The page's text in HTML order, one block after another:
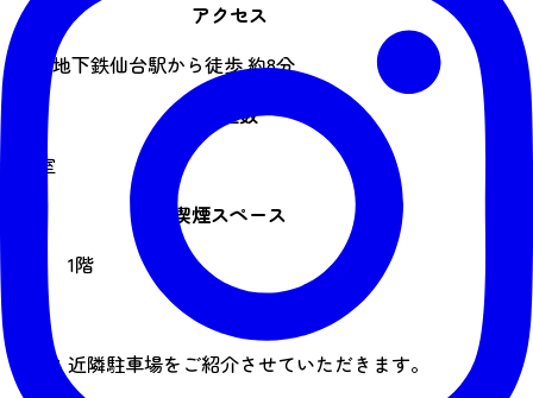
アクセス
JR、地下鉄仙台駅から徒歩 約8分
客室数
201室
喫煙スペース
あり 1階
なし：近隣駐車場をご紹介させていただきます。